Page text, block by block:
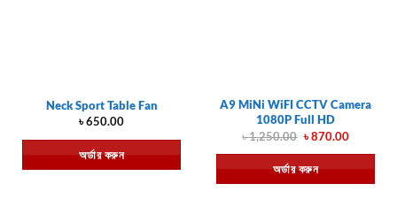
Neck Sport Table Fan
৳650.00
অর্ডার করুন
A9 MiNi WiFI CCTV Camera
1080P Full HD
৳1,250.00 Original
was:
৳ 1,250.00.
৳870.00Current
is:
৳ 870.00.
অর্ডার করুন